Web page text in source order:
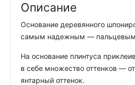
Описание
Основание деревянного
самым надежным — пальцевым
На основание плинтуса
в себе множество оттенков —
янтарный оттенок.